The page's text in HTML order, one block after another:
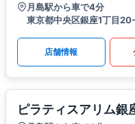
月島駅から車で4分
東京都中央区銀座1丁目
店舗情報
ピラティスアリム銀